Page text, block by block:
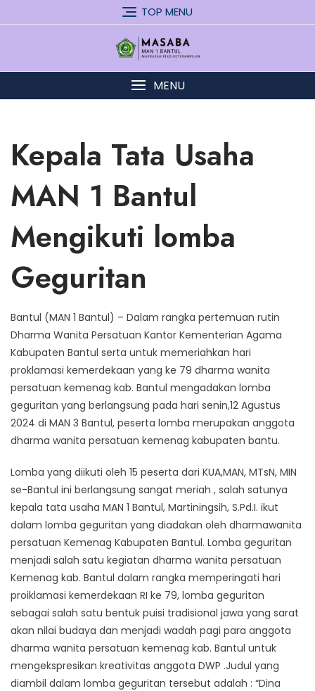
to
TOP MENU
MENU
Kepala Tata Usaha
MAN 1 Bantul
Mengikuti lomba
Geguritan
Bantul (MAN 1 Bantul) – Dalam rangka pertemuan rutin
Dharma Wanita Persatuan Kantor Kementerian Agama
Kabupaten Bantul serta untuk memeriahkan hari
proklamasi kemerdekaan yang ke 79 dharma wanita
persatuan kemenag kab. Bantul mengadakan lomba
geguritan yang berlangsung pada hari senin,12 Agustus
2024 di MAN 3 Bantul, peserta lomba merupakan anggota
dharma wanita persatuan kemenag kabupaten bantu.
Lomba yang diikuti oleh 15 peserta dari KUA,MAN, MTsN, MIN
se-Bantul ini berlangsung sangat meriah , salah satunya
kepala tata usaha MAN 1 Bantul, Martiningsih, S.Pd.I. ikut
dalam lomba geguritan yang diadakan oleh dharmawanita
persatuan Kemenag Kabupaten Bantul. Lomba geguritan
menjadi salah satu kegiatan dharma wanita persatuan
Kemenag kab. Bantul dalam rangka memperingati hari
proiklamasi kemerdekaan RI ke 79, lomba geguritan
sebagai salah satu bentuk puisi tradisional jawa yang sarat
akan nilai budaya dan menjadi wadah pagi para anggota
dharma wanita persatuan kemenag kab. Bantul untuk
mengekspresikan kreativitas anggota DWP .Judul yang
diambil dalam lomba geguritan tersebut adalah : “Dina